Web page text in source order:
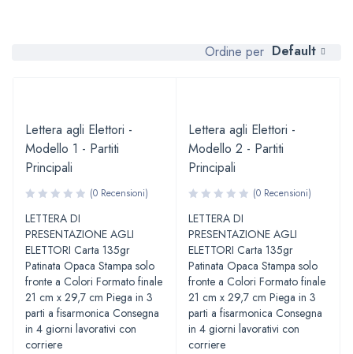
Ordine per Default
Lettera agli Elettori -
Modello 1 - Partiti
Principali
(0 Recensioni)
LETTERA DI
PRESENTAZIONE AGLI
ELETTORI Carta 135gr
Patinata Opaca Stampa solo
fronte a Colori Formato finale
21 cm x 29,7 cm Piega in 3
parti a fisarmonica Consegna
in 4 giorni lavorativi con
corriere
Lettera agli Elettori -
Modello 2 - Partiti
Principali
(0 Recensioni)
LETTERA DI
PRESENTAZIONE AGLI
ELETTORI Carta 135gr
Patinata Opaca Stampa solo
fronte a Colori Formato finale
21 cm x 29,7 cm Piega in 3
parti a fisarmonica Consegna
in 4 giorni lavorativi con
corriere